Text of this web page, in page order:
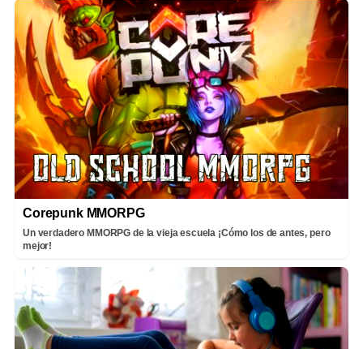
Corepunk MMORPG
Un verdadero MMORPG de la vieja escuela ¡Cómo los de antes, pero
mejor!